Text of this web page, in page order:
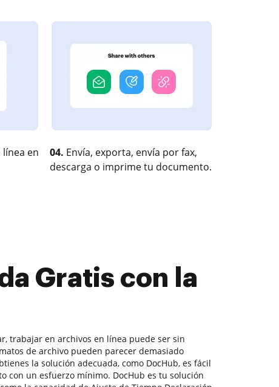
en
04. Envía, exporta, envía por fax,
descarga o imprime tu documento.
Gratis con la
trabajar en archivos en línea puede ser sin
de archivo pueden parecer demasiado
la solución adecuada, como DocHub, es fácil
con un esfuerzo mínimo. DocHub es tu solución